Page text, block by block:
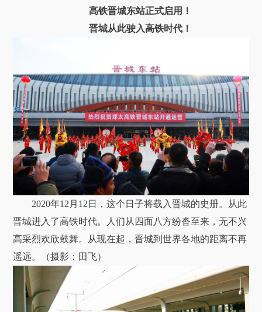
高铁晋城东站正式启用！
晋城从此驶入高铁时代！
2020年12月12日，这个日子将载入晋城的史册。从此
晋城进入了高铁时代。人们从四面八方纷沓至来，无不兴
高采烈欢欣鼓舞。从现在起，晋城到世界各地的距离不再
遥远。（摄影：田飞）